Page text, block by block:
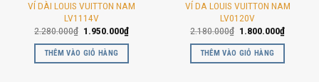
VÍ DÀI LOUIS VUITTON NAM
LV1114V
2.280.000₫ Giá
là:
2.280.000₫.
1.950.000₫Giá
1.950.000₫.
THÊM VÀO GIỎ HÀNG
VÍ DA LOUIS VUITTON NAM
LV0120V
2.180.000₫ Giá
là:
2.180.000₫.
1.800.000₫Giá
THÊM VÀO GIỎ HÀNG